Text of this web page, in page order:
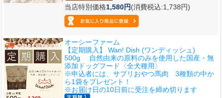
当店特別価格1,580円(消費税込:1,738円)
オーシーファーム
【定期購入】 Wan! Dish (ワンディッシュ)
500g 自然由来の原料のみを使用した国産・無
添加ドッグフード〈全犬種用〉
※申込者には、サプリおやつ馬肉 3種類の中か
ら1袋をプレゼント！
※お届け日の10日前に受注を締め切ります